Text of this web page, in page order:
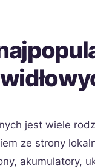
jest wiele
ze strony
akumulatory,